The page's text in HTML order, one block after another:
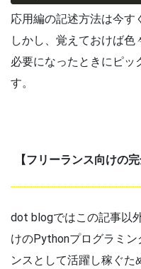
応用編の記述方法は今す
しかし、覚えておけば
必要になったときにピッ
す。
【フリーランス向けの
dot blogではこの記事以
けのPythonプログラミ
ンスとして活躍し稼ぐた